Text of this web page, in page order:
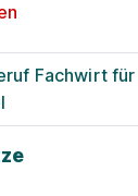
Fachwirt